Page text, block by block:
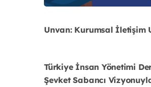
Unvan: Kurumsal İletişim
Türkiye İnsan Yönetimi
Şevket Sabancı